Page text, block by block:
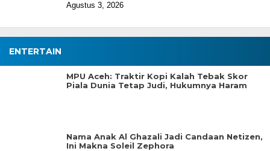
Agustus 3, 2026
ENTERTAIN
MPU Aceh: Traktir Kopi Kalah Tebak Skor
Piala Dunia Tetap Judi, Hukumnya Haram
Nama Anak Al Ghazali Jadi Candaan Netizen,
Ini Makna Soleil Zephora